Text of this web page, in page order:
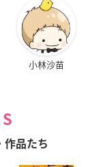
小林沙苗
作品たち